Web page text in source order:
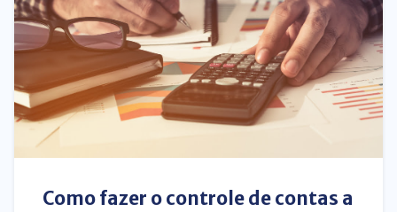
Como fazer o controle de contas a